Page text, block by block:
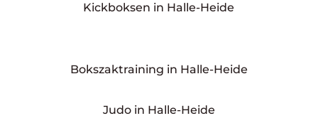
Kickboksen in Halle-Heide
Bokszaktraining in Halle-Heide
Judo in Halle-Heide